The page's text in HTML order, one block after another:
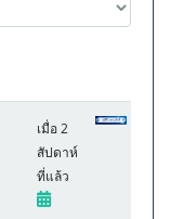
เมื่อ 2
สัปดาห์
ที่แล้ว